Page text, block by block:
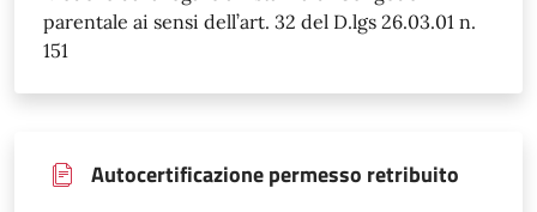
parentale ai sensi dell’art. 32 del D.lgs 26.03.01 n.
151
Autocertificazione permesso retribuito